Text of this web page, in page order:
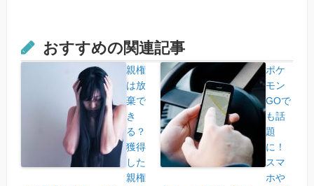
おすすめの関連記事
親権
は放
棄で
き
る？
獲得
した
親権
ポケ
モン
GOで
も話
題
に！
スマ
ホや